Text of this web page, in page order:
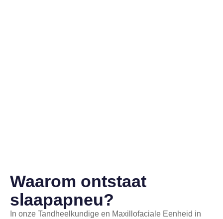
Waarom ontstaat
slaapapneu?
In onze Tandheelkundige en Maxillofaciale Eenheid in